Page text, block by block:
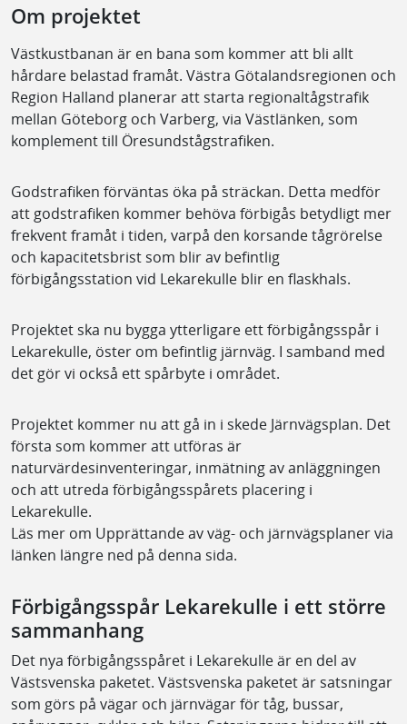
Om projektet
Västkustbanan är en bana som kommer att bli allt
hårdare belastad framåt. Västra Götalandsregionen och
Region Halland planerar att starta regionaltågstrafik
mellan Göteborg och Varberg, via Västlänken, som
komplement till Öresundstågstrafiken.
Godstrafiken förväntas öka på sträckan. Detta medför
att godstrafiken kommer behöva förbigås betydligt mer
frekvent framåt i tiden, varpå den korsande tågrörelse
och kapacitetsbrist som blir av befintlig
förbigångsstation vid Lekarekulle blir en flaskhals.
Projektet ska nu bygga ytterligare ett förbigångsspår i
Lekarekulle, öster om befintlig järnväg. I samband med
det gör vi också ett spårbyte i området.
Projektet kommer nu att gå in i skede Järnvägsplan. Det
första som kommer att utföras är
naturvärdesinventeringar, inmätning av anläggningen
och att utreda förbigångsspårets placering i
Lekarekulle.
Läs mer om Upprättande av väg- och järnvägsplaner via
länken längre ned på denna sida.
Förbigångsspår Lekarekulle i ett större
sammanhang
Det nya förbigångsspåret i Lekarekulle är en del av
Västsvenska paketet. Västsvenska paketet är satsningar
som görs på vägar och järnvägar för tåg, bussar,